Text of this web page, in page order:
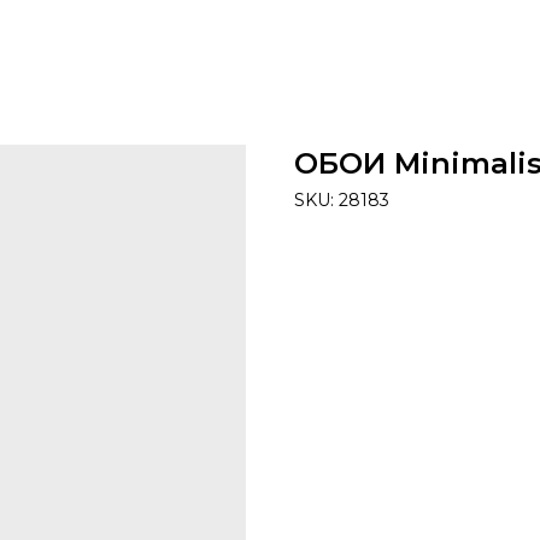
ОБОИ
SKU: 28183